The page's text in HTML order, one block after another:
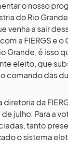
o nosso
do Rio
venha a sair
a FIERGS e o
Grande, é isso
eleito, que
comando das
diretoria da
julho. Para a
tanto
o sistema